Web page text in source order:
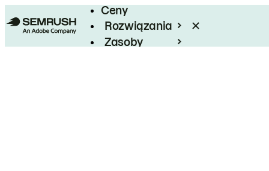
Ceny
Rozwiązania
Zasoby